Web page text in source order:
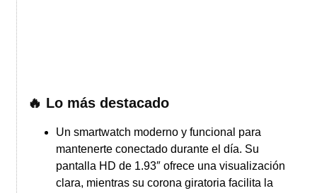
🔥 Lo más destacado
Un smartwatch moderno y funcional para
mantenerte conectado durante el día. Su
pantalla HD de 1.93″ ofrece una visualización
clara, mientras su corona giratoria facilita la